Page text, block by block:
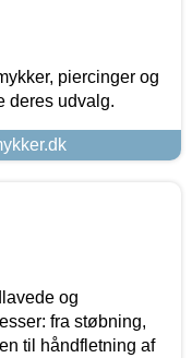
piercinger og
deres udvalg.
og
fra støbning,
til håndfletning af